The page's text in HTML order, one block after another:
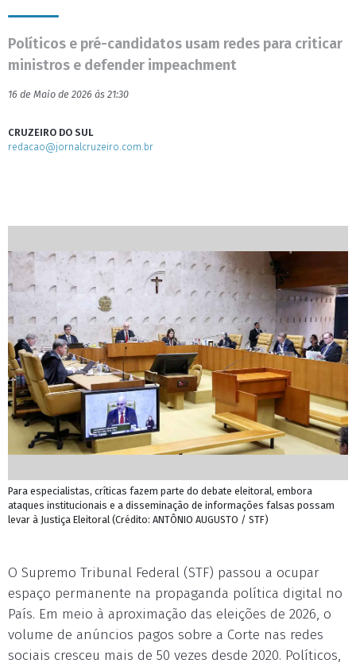
Políticos e pré-candidatos usam redes para criticar
ministros e defender impeachment
16 de Maio de 2026 às 21:30
CRUZEIRO DO SUL
redacao@jornalcruzeiro.com.br
Para especialistas, críticas fazem parte do debate eleitoral, embora
ataques institucionais e a disseminação de informações falsas possam
levar à Justiça Eleitoral (Crédito: ANTÔNIO AUGUSTO / STF)
O Supremo Tribunal Federal (STF) passou a ocupar
espaço permanente na propaganda política digital no
País. Em meio à aproximação das eleições de 2026, o
volume de anúncios pagos sobre a Corte nas redes
sociais cresceu mais de 50 vezes desde 2020. Políticos,